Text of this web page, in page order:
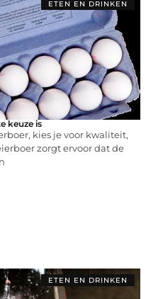
ETEN EN DRINKEN
keuze is
kies je voor kwaliteit,
zorgt ervoor dat de
ETEN EN DRINKEN